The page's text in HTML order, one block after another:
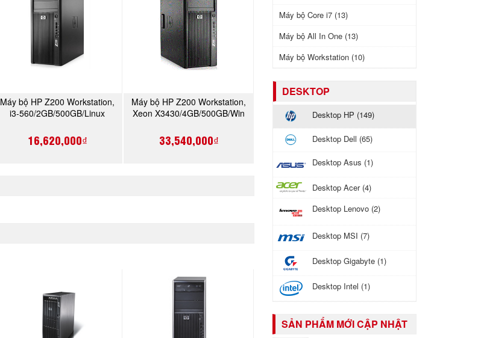
Máy bộ HP Z200 Workstation,
i3-560/2GB/500GB/Linux
16,620,000₫
MUA NGAY
Máy bộ HP Z200 Workstation,
Xeon X3430/4GB/500GB/Win
33,540,000₫
MUA NGAY
Máy bộ Core i7 (13)
Máy bộ All In One (13)
Máy bộ Workstation (10)
DESKTOP
Desktop HP (149)
Desktop Dell (65)
Desktop Asus (1)
Desktop Acer (4)
Desktop Lenovo (2)
Desktop MSI (7)
Desktop Gigabyte (1)
Desktop Intel (1)
SẢN PHẨM MỚI CẬP NHẬT